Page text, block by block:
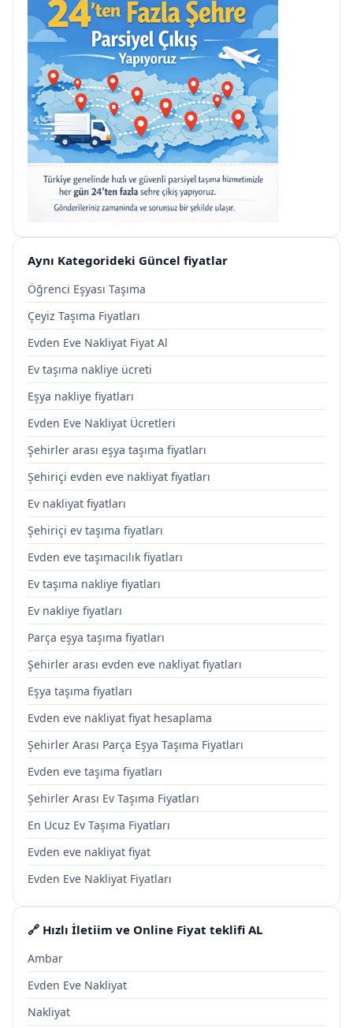
Aynı Kategorideki Güncel fiyatlar
Öğrenci Eşyası Taşıma
Çeyiz Taşıma Fiyatları
Evden Eve Nakliyat Fiyat Al
Ev taşıma nakliye ücreti
Eşya nakliye fiyatları
Evden Eve Nakliyat Ücretleri
Şehirler arası eşya taşıma fiyatları
Şehiriçi evden eve nakliyat fiyatları
Ev nakliyat fiyatları
Şehiriçi ev taşıma fiyatları
Evden eve taşımacılık fiyatları
Ev taşıma nakliye fiyatları
Ev nakliye fiyatları
Parça eşya taşıma fiyatları
Şehirler arası evden eve nakliyat fiyatları
Eşya taşıma fiyatları
Evden eve nakliyat fiyat hesaplama
Şehirler Arası Parça Eşya Taşıma Fiyatları
Evden eve taşıma fiyatları
Şehirler Arası Ev Taşıma Fiyatları
En Ucuz Ev Taşıma Fiyatları
Evden eve nakliyat fiyat
Evden Eve Nakliyat Fiyatları
🔗 Hızlı İletiim ve Online Fiyat teklifi AL
Ambar
Evden Eve Nakliyat
Nakliyat